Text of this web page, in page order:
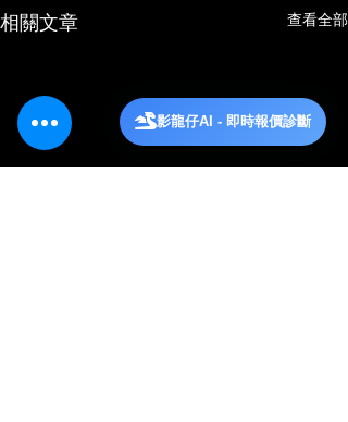
相關文章 查看全部
影龍仔AI - 即時報價診斷